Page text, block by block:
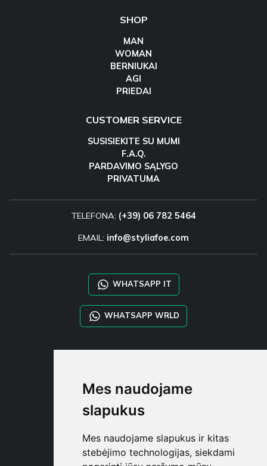
Mes naudojame
slapukus
Mes naudojame slapukus ir kitas
stebėjimo technologijas, siekdami
SHOP
MAN
WOMAN
BERNIUKAI
AGI
PRIEDAI
CUSTOMER SERVICE
SUSISIEKITE SU MUMI
F.A.Q.
PARDAVIMO SĄLYGO
PRIVATUMA
TELEFONA: (+39) 06 782 5464
EMAIL: info@styliafoe.com
WHATSAPP IT
WHATSAPP WRLD
TAYLOR MADE ORDERS
REGISTRUOT
PRISIJUNGT